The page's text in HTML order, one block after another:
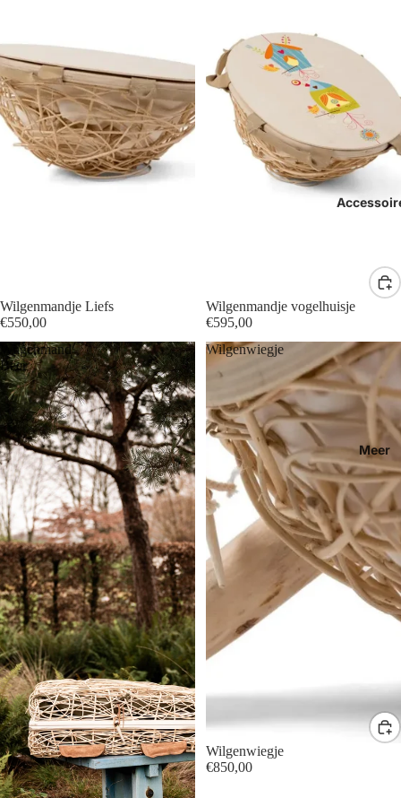
Meer
Wilgenmandje Liefs
€550,00
Wilgenmandje vogelhuisje
€595,00
Wilgenmand
Beer
Wilgenwiegje
Wilgenwiegje
€850,00